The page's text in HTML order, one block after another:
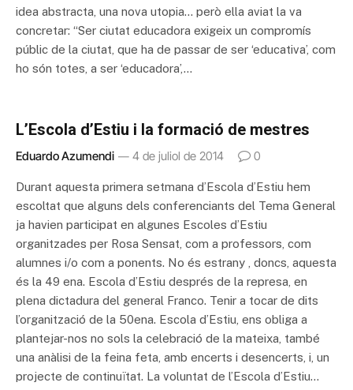
idea abstracta, una nova utopia… però ella aviat la va
concretar: “Ser ciutat educadora exigeix un compromís
públic de la ciutat, que ha de passar de ser ‘educativa’, com
ho són totes, a ser ‘educadora’,…
L’Escola d’Estiu i la formació de mestres
Eduardo Azumendi 4 de juliol de 2014 0
Durant aquesta primera setmana d’Escola d’Estiu hem
escoltat que alguns dels conferenciants del Tema General
ja havien participat en algunes Escoles d’Estiu
organitzades per Rosa Sensat, com a professors, com
alumnes i/o com a ponents. No és estrany , doncs, aquesta
és la 49 ena. Escola d’Estiu després de la represa, en
plena dictadura del general Franco. Tenir a tocar de dits
l’organització de la 50ena. Escola d’Estiu, ens obliga a
plantejar-nos no sols la celebració de la mateixa, també
una anàlisi de la feina feta, amb encerts i desencerts, i, un
projecte de continuïtat. La voluntat de l’Escola d’Estiu…